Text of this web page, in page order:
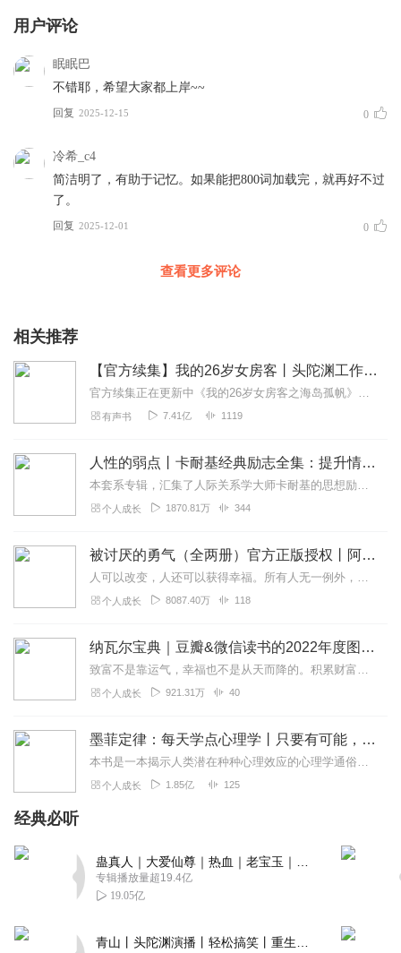
用户评论
眠眠巴
不错耶，希望大家都上岸~~
回复 2025-12-15 0
冷希_c4
简洁明了，有助于记忆。如果能把800词加载完，就再好不过
了。
回复 2025-12-01 0
查看更多评论
相关推荐
【官方续集】我的26岁女房客丨头陀渊工作室丨海岛孤帆丨超级大坦克科比著丨爆笑都市
官方续集正在更新中《我的26岁女房客之海岛孤帆》作者：超级大坦克科比剧情梗概：简微出国后，昭阳自我放逐，漫无目的的生活，终日酗酒消沉。他意外与乐瑶重逢，两人因...
有声书 7.41亿 1119
人性的弱点丨卡耐基经典励志全集：提升情商和沟通技巧
本套系专辑，汇集了人际关系学大师卡耐基的思想励志精华，收录《人性的弱点》《人性的优点》《语言的突破》《美好的人生》《快乐的人生》等所有经典！是卡耐基的经典合辑，...
个人成长 1870.81万 344
被讨厌的勇气（全两册）官方正版授权丨阿德勒心理学畅销经典｜幸福的勇气
人可以改变，人还可以获得幸福。所有人无一例外，都能如此。——阿德勒心理学一名深陷自卑、无能与不幸福的青年，听到了一名哲人主张的“世界无比单纯，人人都能幸福”便来...
个人成长 8087.40万 118
纳瓦尔宝典｜豆瓣&微信读书的2022年度图书|从白手起家到财务自由
致富不是靠运气，幸福也不是从天而降的。积累财富和幸福生活是我们可以学习的技能。这本书收集整理了硅谷投资人纳瓦尔在过去十年里通过推特、播客和采访等方式分享的人生智...
个人成长 921.31万 40
墨菲定律：每天学点心理学丨只要有可能，就一定会发生
本书是一本揭示人类潜在种种心理效应的心理学通俗读物，其中最有代表性的即“墨菲定律”。与此同时，从自我认知、经济管理等方面入手，作者引出了数十条对现代人工作和生活...
个人成长 1.85亿 125
经典必听
专辑播放量超19.4亿
19.05亿